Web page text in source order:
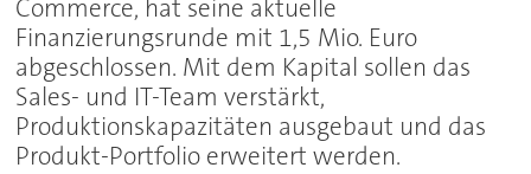
Commerce, hat seine aktuelle
Finanzierungsrunde mit 1,5 Mio. Euro
abgeschlossen. Mit dem Kapital sollen das
Sales- und IT-Team verstärkt,
Produktionskapazitäten ausgebaut und das
Produkt-Portfolio erweitert werden.